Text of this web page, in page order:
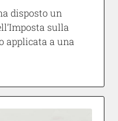
disposto un
sulla
applicata a una